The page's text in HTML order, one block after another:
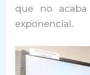
que no
exponencial.